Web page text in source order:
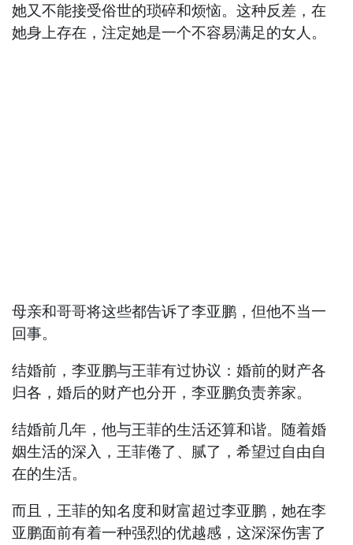
她又不能接受俗世的琐碎和烦恼。这种反差，在
她身上存在，注定她是一个不容易满足的女人。
母亲和哥哥将这些都告诉了李亚鹏，但他不当一
回事。
结婚前，李亚鹏与王菲有过协议：婚前的财产各
归各，婚后的财产也分开，李亚鹏负责养家。
结婚前几年，他与王菲的生活还算和谐。随着婚
姻生活的深入，王菲倦了、腻了，希望过自由自
在的生活。
而且，王菲的知名度和财富超过李亚鹏，她在李
亚鹏面前有着一种强烈的优越感，这深深伤害了